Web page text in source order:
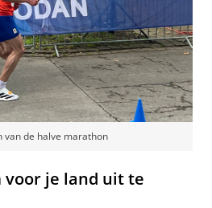
van de halve marathon
voor je land uit te